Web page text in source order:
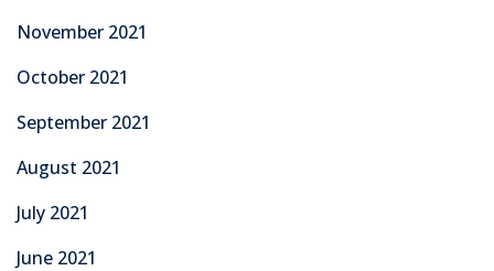
November 2021
October 2021
September 2021
August 2021
July 2021
June 2021